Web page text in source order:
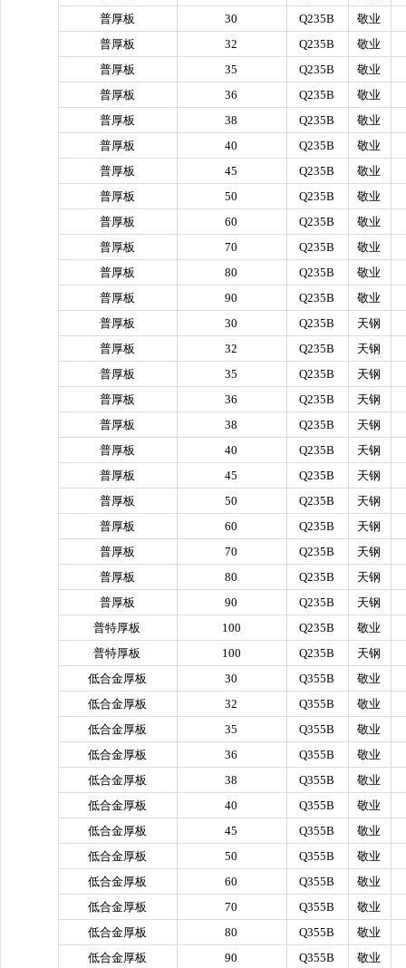
普厚板
30 Q235B
敬业
普厚板
32 Q235B
敬业
普厚板
35 Q235B
敬业
普厚板
36 Q235B
敬业
普厚板
38 Q235B
敬业
普厚板
40 Q235B
敬业
普厚板
45 Q235B
敬业
普厚板
50 Q235B
敬业
普厚板
60 Q235B
敬业
普厚板
70 Q235B
敬业
普厚板
80 Q235B
敬业
普厚板
90 Q235B
敬业
普厚板
30 Q235B
天钢
普厚板
32 Q235B
天钢
普厚板
35 Q235B
天钢
普厚板
36 Q235B
天钢
普厚板
38 Q235B
天钢
普厚板
40 Q235B
天钢
普厚板
45 Q235B
天钢
普厚板
50 Q235B
天钢
普厚板
60 Q235B
天钢
普厚板
70 Q235B
天钢
普厚板
80 Q235B
天钢
普厚板
90 Q235B
天钢
普特厚板
100 Q235B
敬业
普特厚板
100 Q235B
天钢
低合金厚板
30 Q355B
敬业
低合金厚板
32 Q355B
敬业
低合金厚板
35 Q355B
敬业
低合金厚板
36 Q355B
敬业
低合金厚板
38 Q355B
敬业
低合金厚板
40 Q355B
敬业
低合金厚板
45 Q355B
敬业
低合金厚板
50 Q355B
敬业
低合金厚板
60 Q355B
敬业
低合金厚板
70 Q355B
敬业
低合金厚板
80 Q355B
敬业
低合金厚板
90 Q355B
敬业